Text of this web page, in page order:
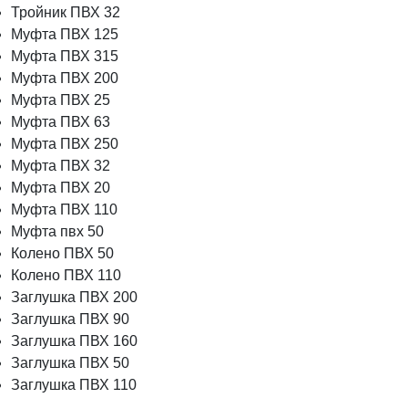
Тройник ПВХ 32
Муфта ПВХ 125
Муфта ПВХ 315
Муфта ПВХ 200
Муфта ПВХ 25
Муфта ПВХ 63
Муфта ПВХ 250
Муфта ПВХ 32
Муфта ПВХ 20
Муфта ПВХ 110
Муфта пвх 50
Колено ПВХ 50
Колено ПВХ 110
Заглушка ПВХ 200
Заглушка ПВХ 90
Заглушка ПВХ 160
Заглушка ПВХ 50
Заглушка ПВХ 110